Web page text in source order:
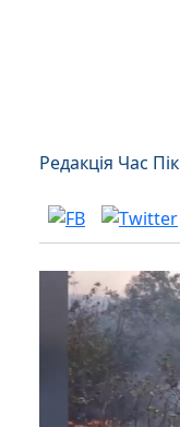
Редакція Час Пік